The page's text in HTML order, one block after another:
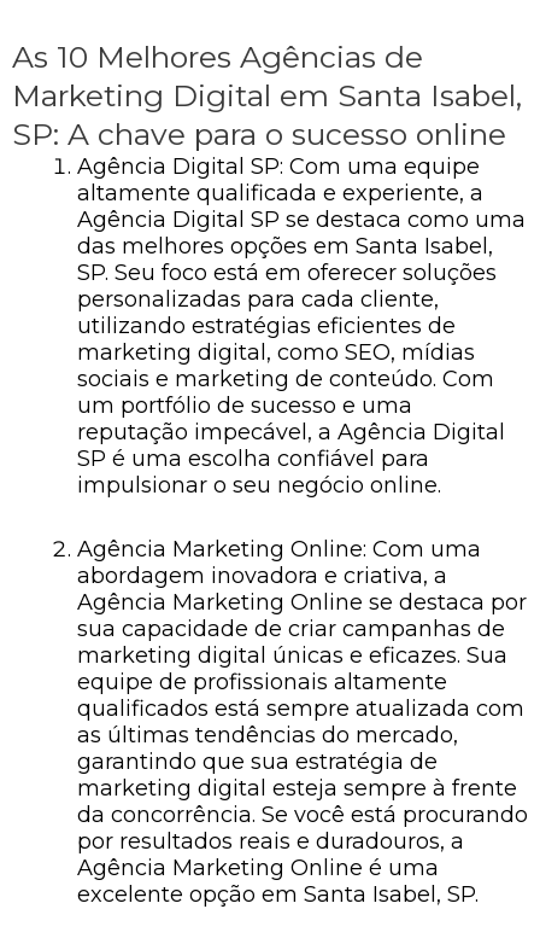
As 10 Melhores Agências de
Marketing Digital em Santa Isabel,
SP: A chave para o sucesso online
Agência Digital SP: Com uma equipe
altamente qualificada e experiente, a
Agência Digital SP se destaca como uma
das melhores opções em Santa Isabel,
SP. Seu foco está em oferecer soluções
personalizadas para cada cliente,
utilizando estratégias eficientes de
marketing digital, como SEO, mídias
sociais e marketing de conteúdo. Com
um portfólio de sucesso e uma
reputação impecável, a Agência Digital
SP é uma escolha confiável para
impulsionar o seu negócio online.
Agência Marketing Online: Com uma
abordagem inovadora e criativa, a
Agência Marketing Online se destaca por
sua capacidade de criar campanhas de
marketing digital únicas e eficazes. Sua
equipe de profissionais altamente
qualificados está sempre atualizada com
as últimas tendências do mercado,
garantindo que sua estratégia de
marketing digital esteja sempre à frente
da concorrência. Se você está procurando
por resultados reais e duradouros, a
Agência Marketing Online é uma
excelente opção em Santa Isabel, SP.